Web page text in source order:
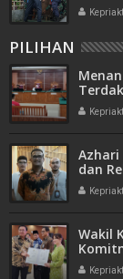
PILIHAN
Azhari
dan
Wakil